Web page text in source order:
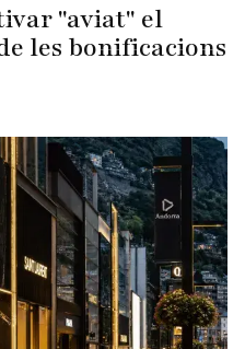
"aviat" el
les bonificacions